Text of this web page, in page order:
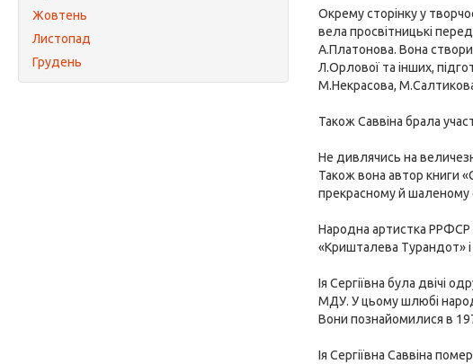
Жовтень
Листопад
Грудень
Окрему сторінку у
вела просвітницькі
А.Платонова. Вона
Л.Орлової та інших,
М.Некрасова,
Також Саввіна брала
Не дивлячись на
Також вона автор книги
прекрасному й шаленому
Народна артистка РРФСР
«Кришталева Турандот»
Ія Сергіївна була двічі
МДУ. У цьому шлюбі
Вони познайомилися в
Ія Сергіївна Саввіна